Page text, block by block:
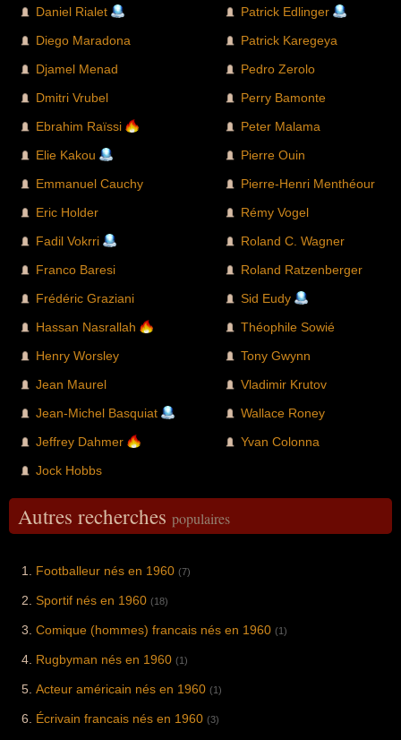
Daniel Rialet
Diego Maradona
Djamel Menad
Dmitri Vrubel
Ebrahim Raïssi
Elie Kakou
Emmanuel Cauchy
Eric Holder
Fadil Vokrri
Franco Baresi
Frédéric Graziani
Hassan Nasrallah
Henry Worsley
Jean Maurel
Jean-Michel Basquiat
Jeffrey Dahmer
Jock Hobbs
Patrick Edlinger
Patrick Karegeya
Pedro Zerolo
Perry Bamonte
Peter Malama
Pierre Ouin
Pierre-Henri Menthéour
Rémy Vogel
Roland C. Wagner
Roland Ratzenberger
Sid Eudy
Théophile Sowié
Tony Gwynn
Vladimir Krutov
Wallace Roney
Yvan Colonna
Autres recherches populaires
Footballeur nés en 1960 (7)
Sportif nés en 1960 (18)
Comique (hommes) francais nés en 1960 (1)
Rugbyman nés en 1960 (1)
Acteur américain nés en 1960 (1)
Écrivain francais nés en 1960 (3)